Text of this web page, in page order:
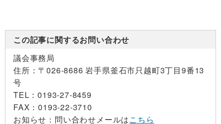
この記事に関するお問い合わせ
議会事務局
住所： 〒026-8686 岩手県釜石市只越町3丁目9番13
号
TEL：0193-27-8459
FAX：0193-22-3710
お知らせ： 問い合わせメールはこちら